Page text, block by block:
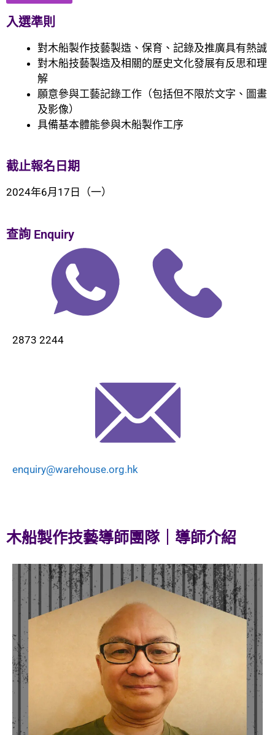
入選準則
對木船製作技藝製造、保育、記錄及推廣具有熱誠
對木船技藝製造及相關的歷史文化發展有反思和理
解
願意參與工藝記錄工作（包括但不限於文字、圖畫
及影像）
具備基本體能參與木船製作工序
截止報名日期
2024年6月17日（一）
查詢 Enquiry
2873 2244
enquiry@warehouse.org.hk
木船製作技藝導師團隊｜導師介紹